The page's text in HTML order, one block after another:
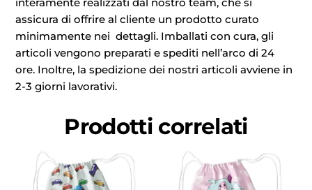
assicura di offrire al cliente un prodotto curato
minimamente nei dettagli. Imballati con cura, gli
articoli vengono preparati e spediti nell’arco di 24
ore. Inoltre, la spedizione dei nostri articoli avviene in
2-3 giorni lavorativi.
Prodotti correlati